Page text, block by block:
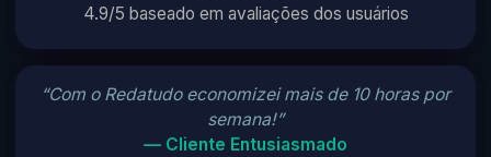
4.9/5 baseado em avaliações dos usuários
“Com o Redatudo economizei mais de 10 horas por
semana!”
— Cliente Entusiasmado